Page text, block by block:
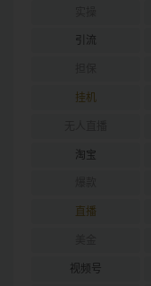
引流
挂机
淘宝
直播
视频号